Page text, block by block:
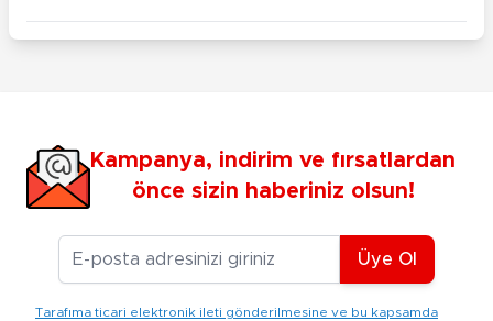
Kampanya, indirim ve fırsatlardan
önce sizin haberiniz olsun!
E-posta Adresiniz
Üye Ol
Tarafıma ticari elektronik ileti gönderilmesine ve bu kapsamda